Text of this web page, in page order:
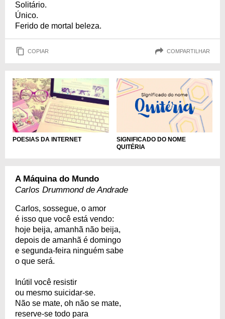
Solitário.
Único.
Ferido de mortal beleza.
COPIAR COMPARTILHAR
POESIAS DA INTERNET
SIGNIFICADO DO NOME
QUITÉRIA
A Máquina do Mundo
Carlos Drummond de Andrade
Carlos, sossegue, o amor
é isso que você está vendo:
hoje beija, amanhã não beija,
depois de amanhã é domingo
e segunda-feira ninguém sabe
o que será.
Inútil você resistir
ou mesmo suicidar-se.
Não se mate, oh não se mate,
reserve-se todo para